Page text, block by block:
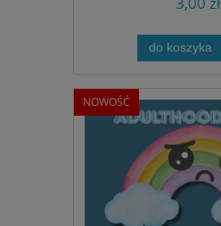
do koszyka
NOWOŚĆ